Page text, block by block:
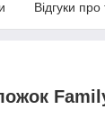
Відгуки про